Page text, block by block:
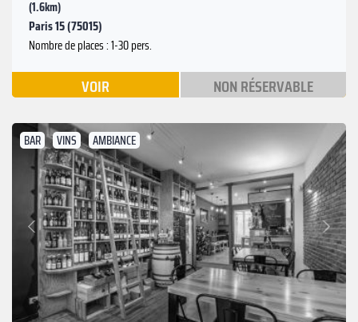
(1.6km)
Paris 15 (75015)
Nombre de places : 1-30 pers.
VOIR NON RÉSERVABLE
BAR VINS AMBIANCE
Précédent
Suivant